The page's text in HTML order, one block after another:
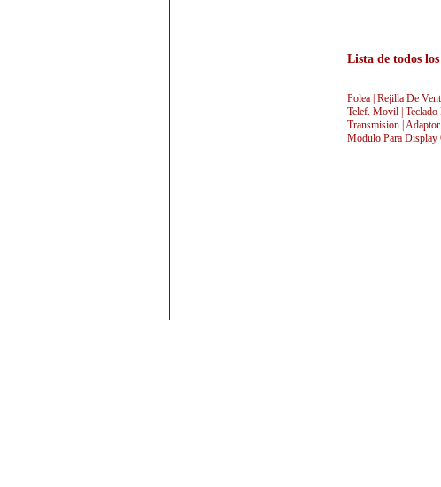
Lista de todos
Polea | Rejilla De
Telef. Movil |
Transmision |
Modulo Para Display